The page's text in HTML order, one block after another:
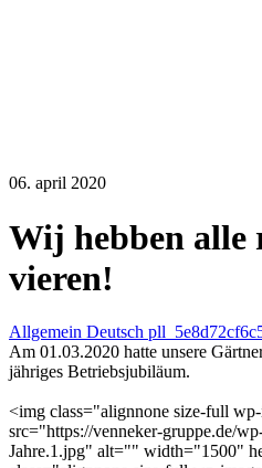
06. april 2020
Wij hebben alle
vieren!
Allgemein Deutsch
Am 01.03.2020 hatte unsere
jähriges Betriebsjubiläum.
<img class="alignnone size-full
src="https://venneker-gruppe.de/
Jahre.1.jpg" alt="" width="1500"